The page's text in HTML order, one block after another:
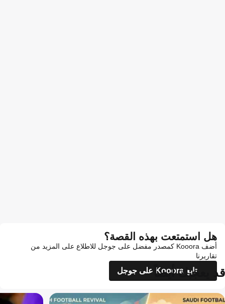
هل استمتعت بهذه القصة؟
أضف Kooora كمصدر مفضل على جوجل للاطلاع على المزيد من
تقاريرنا
تابع Kooora على جوجل
قد يعجبك أيضاً